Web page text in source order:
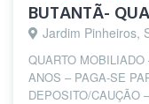
Jardim Pinheiros,
QUARTO
ANOS – PAGA-SE
DEPOSITO/CAUÇÃO